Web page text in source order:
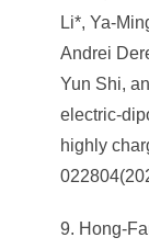
Li*, Ya-
Andrei
Yun Shi,
electric-
highly
9. Hong-